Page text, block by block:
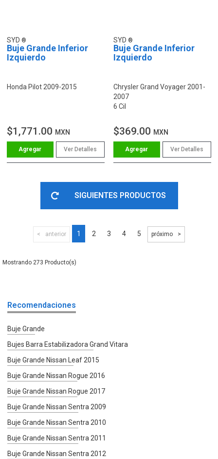
SYD
Buje Grande Inferior
Izquierdo
Honda Pilot 2009-2015
$1,771.00 MXN
Ver Detalles
SYD
Buje Grande Inferior
Izquierdo
Chrysler Grand Voyager 2001-
2007
6 Cil
$369.00 MXN
Ver Detalles
SIGUIENTES PRODUCTOS
anterior 1 2 3 4 5 próximo
273
Recomendaciones
Buje Grande
Bujes Barra Estabilizadora Grand Vitara
Buje Grande Nissan Leaf 2015
Buje Grande Nissan Rogue 2016
Buje Grande Nissan Rogue 2017
Buje Grande Nissan Sentra 2009
Buje Grande Nissan Sentra 2010
Buje Grande Nissan Sentra 2011
Buje Grande Nissan Sentra 2012